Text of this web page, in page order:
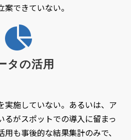
できていない。
タの活用
実施していない。あるいは、ア
るがスポットでの導入に留まっ
も事後的な結果集計のみで、